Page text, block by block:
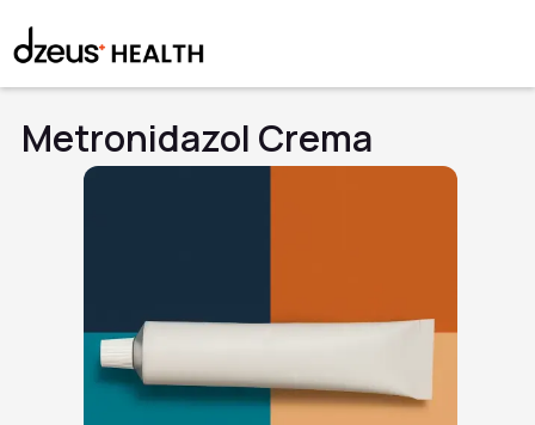
Metronidazol Crema